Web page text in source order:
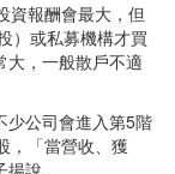
資報酬會最大，但
）或私募機構才買
大，一般散戶不適
少公司會進入第5階
，「當營收、獲